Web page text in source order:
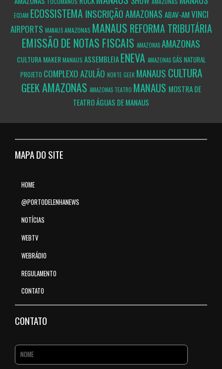
ECOAM ECOSSISTEMA INSCRIÇÃOAMAZONAS ABAV-AMVINCI
AIRPORTS MANAUSAMAZONAS MANAUS REFORMA TRIBUTÁRIA
EMISSÃO DE NOTAS FISCAIS AMAZONASAMAZONAS
CULTURA MAKERMANAUS ASSEMBLEIAENEVA AMAZONASGÁS NATURAL
PROJETO COMPLEXO AZULÃO NORTE GEEK MANAUS CULTURA
GEEKAMAZONAS AMAZONAS TEATRO MANAUS MOSTRA DE
TEATRO ÁGUAS DE MANAUS
MAPA DO SITE
HOME
@PORTODELENHANEWS
NOTÍCIAS
WEBTV
WEBRÁDIO
REGULAMENTO
CONTATO
CONTATO